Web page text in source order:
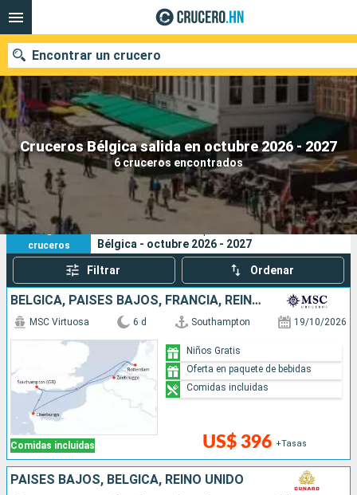
Cruceros Bélgica salida en octubre 2026 - 2027
6 cruceros encontrados
Encontrar un crucero
Nuestros destinos
Fecha de salida
Puertos Compañías
Buscar
6
cruceros
Bélgica - octubre 2026 - 2027
Filtrar Ordenar
BÉLGICA, PAISES BAJOS, FRANCIA, REINO UNIDO
Comidas incluidas
MSC Virtuosa 6 d Southampton 19/10/2026
US$ 396 +Tasas
Niños Gratis
Oferta en paquete de bebidas
Comidas incluidas
PAISES BAJOS, BÉLGICA, REINO UNIDO